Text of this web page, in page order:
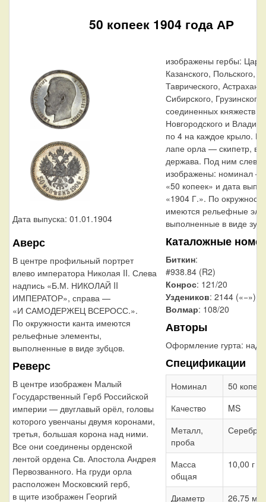
50 копеек 1904 года АР
Дата выпуска: 01.01.1904
Аверс
В центре профильный портрет
влево императора Николая II. Слева
надпись «Б.М. НИКОЛАЙ II
ИМПЕРАТОР», справа —
«И САМОДЕРЖЕЦ ВСЕРОСС.».
По окружности канта имеются
рельефные элементы,
выполненные в виде зубцов.
Реверс
В центре изображен Малый
Государственный Герб Российской
империи — двуглавый орёл, головы
которого увенчаны двумя коронами,
третья, большая корона над ними.
Все они соединены орденской
лентой ордена Св. Апостола Андрея
Первозванного. На груди орла
расположен Московский герб,
в щите изображен Георгий
изображены гербы:
Казанского, Польского,
Таврического,
Сибирского, Грузинского
соединенных княжеств
Новгородского и
по 4 на каждое крыло. В
лапе орла — скипетр, в
держава. Под ним слева
изображены: номинал —
«50 копеек» и дата
«1904 Г.». По
имеются рельефные
выполненные в виде
Каталожные
Биткин:
#938.84 (R2)
Конрос: 121/20
Уздеников: 2144 («−»)
Волмар: 108/20
Авторы
Оформление гурта:
Спецификации
Номинал
50 копеек
Качество
MS
Металл,
проба
Серебро
Масса
общая
10,00 г
Диаметр 26,75 мм